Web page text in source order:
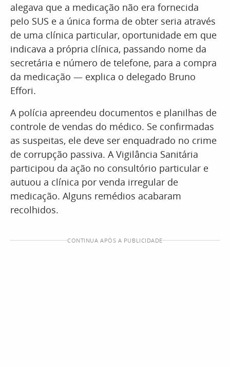
alegava que a medicação não era fornecida
pelo SUS e a única forma de obter seria através
de uma clínica particular, oportunidade em que
indicava a própria clínica, passando nome da
secretária e número de telefone, para a compra
da medicação — explica o delegado Bruno
Effori.
A polícia apreendeu documentos e planilhas de
controle de vendas do médico. Se confirmadas
as suspeitas, ele deve ser enquadrado no crime
de corrupção passiva. A Vigilância Sanitária
participou da ação no consultório particular e
autuou a clínica por venda irregular de
medicação. Alguns remédios acabaram
recolhidos.
CONTINUA APÓS A PUBLICIDADE